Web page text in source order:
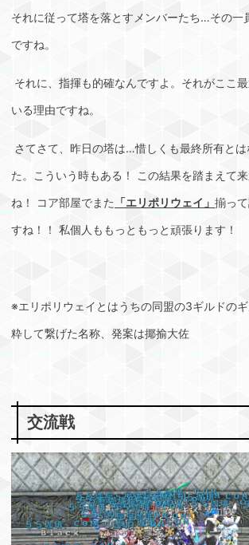
それに従って塔を落とすメンバーたち…その一
ですね。
それに、指揮も的確なんですよ。それがここ
いる理由ですね。
さてさて、昨日の塔は…惜しくも最終所有とは
た。こういう時もある！ この結果を踏まえて
ね！ コア部屋でまた 「エリポリウェイ」 揃っ
すね！！ 私個人ももっともっと頑張ります！
※エリポリウェイとはうちの同盟の3ギルドの
粋して繋げた名称、発案は揶揄大佐
交流戦